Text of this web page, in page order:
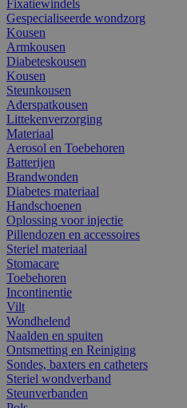
Fixatiewindels
Gespecialiseerde wondzorg
Kousen
Armkousen
Diabeteskousen
Kousen
Steunkousen
Aderspatkousen
Littekenverzorging
Materiaal
Aerosol en Toebehoren
Batterijen
Brandwonden
Diabetes materiaal
Handschoenen
Oplossing voor injectie
Pillendozen en accessoires
Steriel materiaal
Stomacare
Toebehoren
Incontinentie
Vilt
Wondhelend
Naalden en spuiten
Ontsmetting en Reiniging
Sondes, baxters en catheters
Steriel wondverband
Steunverbanden